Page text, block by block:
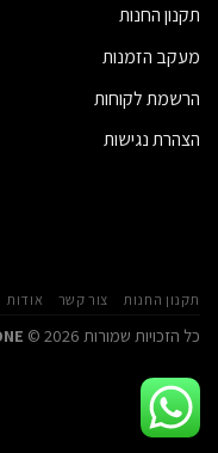
תקנון החנות
מעקב הזמנות
הרשמת לקוחות
הצהרת נגישות
תקנון החנות צור קשר אודות
כל הזכויות שמורות 2026 ©